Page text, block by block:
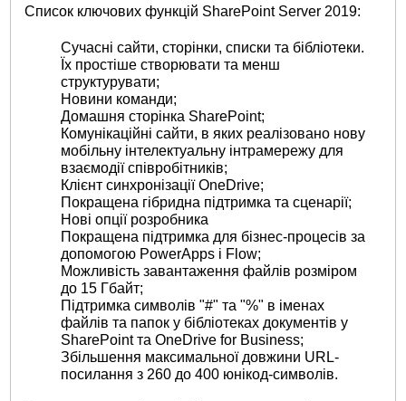
Список ключових функцій SharePoint Server 2019:
Сучасні сайти, сторінки, списки та бібліотеки.
Їх простіше створювати та менш
структурувати;
Новини команди;
Домашня сторінка SharePoint;
Комунікаційні сайти, в яких реалізовано нову
мобільну інтелектуальну інтрамережу для
взаємодії співробітників;
Клієнт синхронізації OneDrive;
Покращена гібридна підтримка та сценарії;
Нові опції розробника
Покращена підтримка для бізнес-процесів за
допомогою PowerApps і Flow;
Можливість завантаження файлів розміром
до 15 Гбайт;
Підтримка символів "#" та "%" в іменах
файлів та папок у бібліотеках документів у
SharePoint та OneDrive for Business;
Збільшення максимальної довжини URL-
посилання з 260 до 400 юнікод-символів.